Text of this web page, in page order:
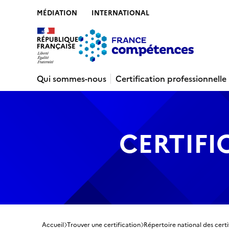
MÉDIATION INTERNATIONAL
Qui sommes-nous
Certification professionnelle
Accueil Trouver une certification Répertoire national des